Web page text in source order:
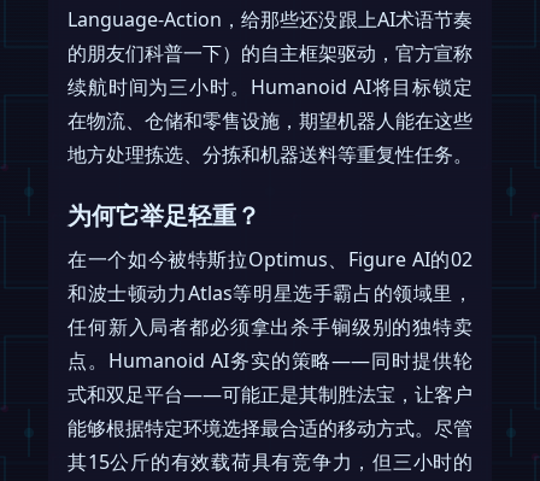
Language-Action，给那些还没跟上AI术语节奏
的朋友们科普一下）的自主框架驱动，官方宣称
续航时间为三小时。Humanoid AI将目标锁定
在物流、仓储和零售设施，期望机器人能在这些
地方处理拣选、分拣和机器送料等重复性任务。
为何它举足轻重？
在一个如今被特斯拉Optimus、Figure AI的02
和波士顿动力Atlas等明星选手霸占的领域里，
任何新入局者都必须拿出杀手锏级别的独特卖
点。Humanoid AI务实的策略——同时提供轮
式和双足平台——可能正是其制胜法宝，让客户
能够根据特定环境选择最合适的移动方式。尽管
其15公斤的有效载荷具有竞争力，但三小时的